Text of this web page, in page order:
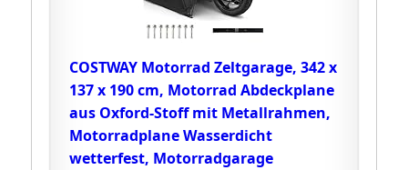
COSTWAY Motorrad Zeltgarage, 342 x
137 x 190 cm, Motorrad Abdeckplane
aus Oxford-Stoff mit Metallrahmen,
Motorradplane Wasserdicht
wetterfest, Motorradgarage